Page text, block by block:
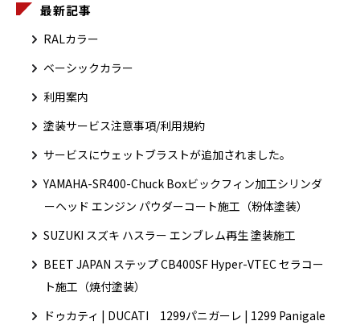
最新記事
RALカラー
ベーシックカラー
利用案内
塗装サービス注意事項/利用規約
サービスにウェットブラストが追加されました。
YAMAHA-SR400-Chuck Boxビックフィン加工シリンダ
ーヘッド エンジン パウダーコート施工（粉体塗装）
SUZUKI スズキ ハスラー エンブレム再生 塗装施工
BEET JAPAN ステップ CB400SF Hyper-VTEC セラコー
ト施工（焼付塗装）
ドゥカティ | DUCATI 1299パニガーレ | 1299 Panigale